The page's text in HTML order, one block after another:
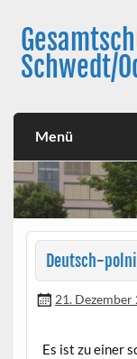
content
Schwedt/
Menü
Deutsch-
21. Dezember
Es ist zu einer